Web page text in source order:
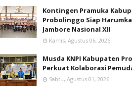
Kontingen Pramuka
Probolinggo Siap
Jambore Nasional XII
Kamis, Agustus 06, 2026
Musda KNPI Kabupaten
Perkuat Kolaborasi
Sabtu, Agustus 01, 2026